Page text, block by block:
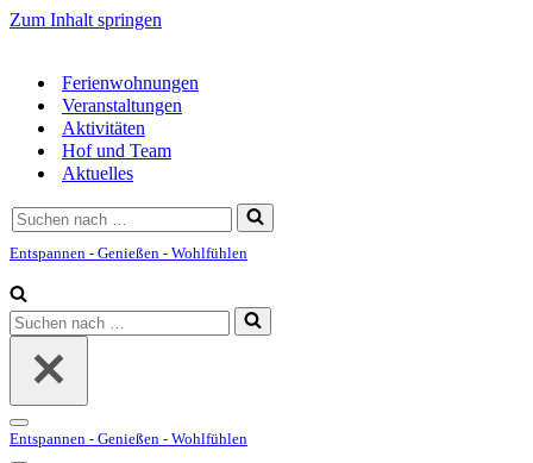
Zum Inhalt springen
Ferienwohnungen
Veranstaltungen
Aktivitäten
Hof und Team
Aktuelles
Suchen
nach …
Entspannen - Genießen - Wohlfühlen
Suchen
nach …
Navigationsmenü
Entspannen - Genießen - Wohlfühlen